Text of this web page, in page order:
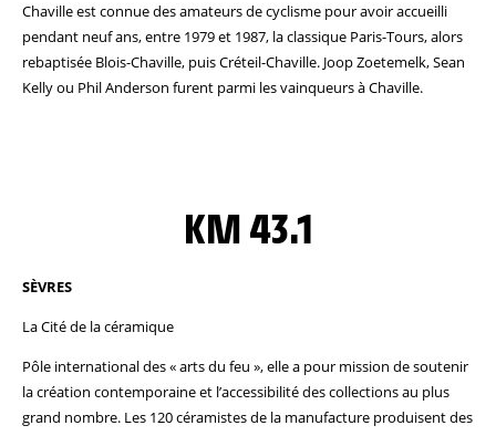
Chaville est connue des amateurs de cyclisme pour avoir accueilli
pendant neuf ans, entre 1979 et 1987, la classique Paris-Tours, alors
rebaptisée Blois-Chaville, puis Créteil-Chaville. Joop Zoetemelk, Sean
Kelly ou Phil Anderson furent parmi les vainqueurs à Chaville.
KM 43.1
SÈVRES
La Cité de la céramique
Pôle international des « arts du feu », elle a pour mission de soutenir
la création contemporaine et l’accessibilité des collections au plus
grand nombre. Les 120 céramistes de la manufacture produisent des